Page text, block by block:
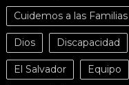
Cuidemos a las Familias
Dios Discapacidad
El Salvador Equipo